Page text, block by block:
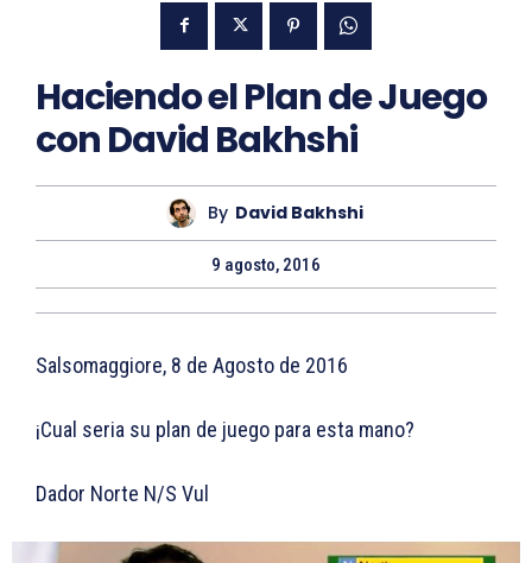
Haciendo el Plan de Juego
con David Bakhshi
By David Bakhshi
9 agosto, 2016
Salsomaggiore, 8 de Agosto de 2016
¡Cual seria su plan de juego para esta mano?
Dador Norte N/S Vul